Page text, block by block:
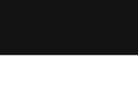
коллекцию